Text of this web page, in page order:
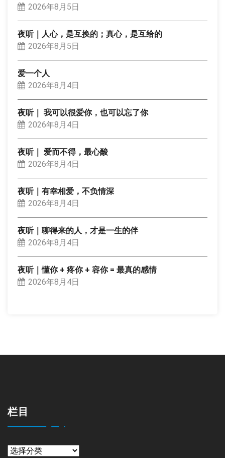
2026年8月5日
夜听｜人心，是互换的；真心，是互给的
2026年8月5日
爱一个人
2026年8月4日
夜听｜ 我可以很爱你，也可以忘了你
2026年8月4日
夜听｜ 爱而不得，最心酸
2026年8月4日
夜听｜有幸相爱，不负情深
2026年8月4日
夜听｜聊得来的人，才是一生的伴
2026年8月4日
夜听｜懂你 + 疼你 + 容你 = 最真的感情
2026年8月4日
栏目
栏